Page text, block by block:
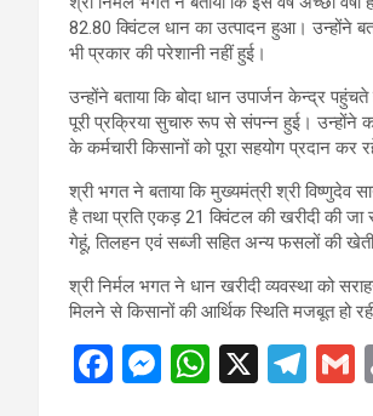
82.80 क्विंटल धान का उत्पादन हुआ। उन्होंने
भी प्रकार की परेशानी नहीं हुई।
उन्होंने बताया कि बोदा धान उपार्जन केन्द्र
पूरी प्रक्रिया सुचारु रूप से संपन्न हुई। उन्होंने
के कर्मचारी किसानों को पूरा सहयोग प्रदान कर
श्री भगत ने बताया कि मुख्यमंत्री श्री विष्णुदेव
है तथा प्रति एकड़ 21 क्विंटल की खरीदी की जा
गेहूं, तिलहन एवं सब्जी सहित अन्य फसलों की
श्री निर्मल भगत ने धान खरीदी व्यवस्था को
मिलने से किसानों की आर्थिक स्थिति मजबूत हो
F
M W X
T